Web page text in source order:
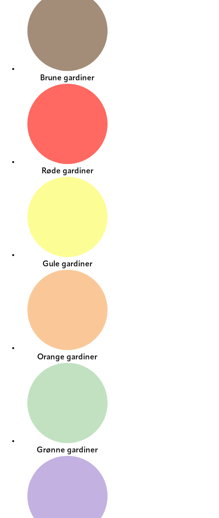
Brune gardiner
Røde gardiner
Gule gardiner
Orange gardiner
Grønne gardiner